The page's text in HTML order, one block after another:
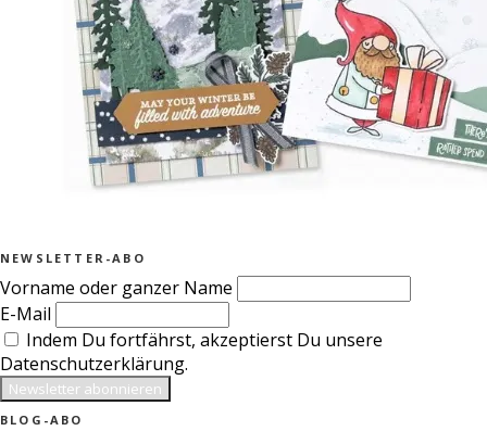
NEWSLETTER-ABO
Vorname oder ganzer Name
E-Mail
Indem Du fortfährst, akzeptierst Du unsere
Datenschutzerklärung.
BLOG-ABO